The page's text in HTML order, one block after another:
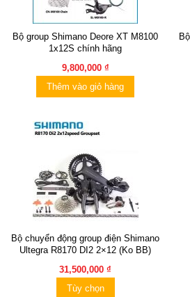
Bộ group Shimano Deore XT M8100
1x12S chính hãng
9,800,000 ₫
Thêm vào giỏ hàng
Bộ chuyển động group điện Shimano
Ultegra R8170 DI2 2×12 (Ko BB)
31,500,000 ₫
Tùy chọn